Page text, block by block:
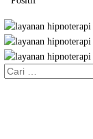
Cari